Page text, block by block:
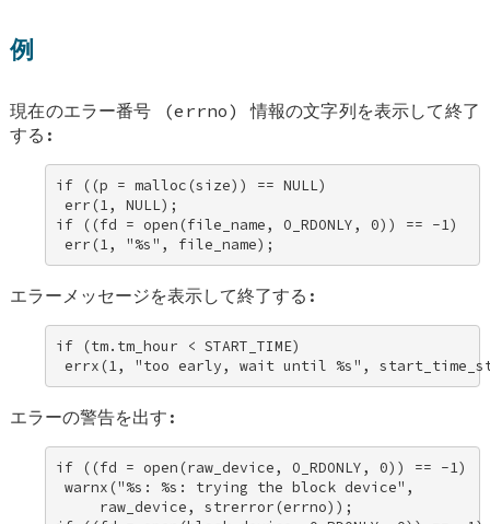
例
現在のエラー番号 (errno) 情報の文字列を表示して終了
する:
if ((p = malloc(size)) == NULL)
err(1, NULL);
if ((fd = open(file_name, O_RDONLY, 0)) == -1)
err(1, "%s", file_name);
エラーメッセージを表示して終了する:
if (tm.tm_hour < START_TIME)
errx(1, "too early, wait until %s",
エラーの警告を出す:
if ((fd = open(raw_device, O_RDONLY, 0)) == -1)
warnx("%s: %s: trying the block device",
     raw_device, strerror(errno));